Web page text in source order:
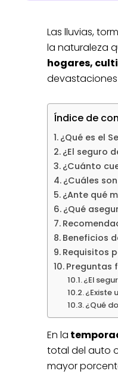
Las lluvias,
la naturaleza
hogares,
Índice de
¿Qué es el
¿El seguro
¿Cuánto
¿Cuáles
¿Ante qué
¿Qué
Beneficios
Requisitos
Preguntas
¿El
¿Existe
¿Qué
En la
total del auto
mayor